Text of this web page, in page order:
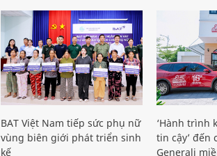
BAT Việt Nam tiếp sức phụ nữ
vùng biên giới phát triển sinh
kế
‘Hành trình
tin cậy’ đến
Generali